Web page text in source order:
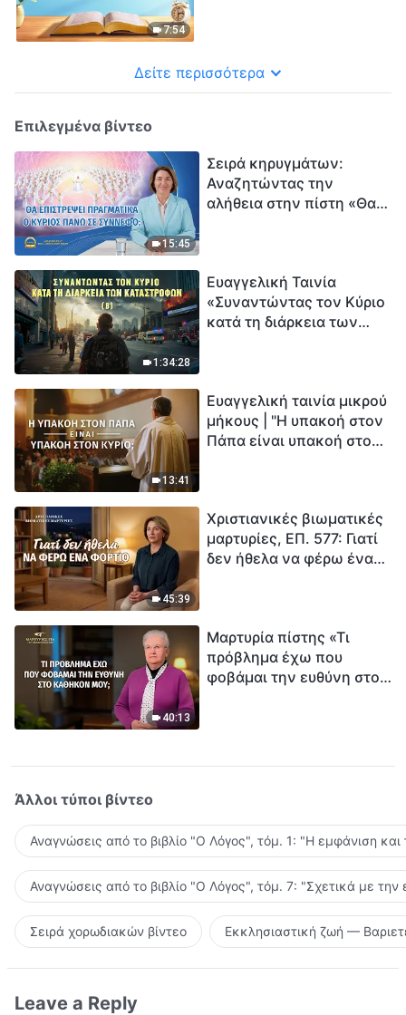
7:54
Δείτε περισσότερα
Επιλεγμένα βίντεο
15:45
Σειρά κηρυγμάτων:
Αναζητώντας την
αλήθεια στην πίστη «Θα
1:34:28
Ευαγγελική Ταινία
«Συναντώντας τον Κύριο
κατά τη διάρκεια των
εξαφάνισης». Οι
καταστροφές χτυπούν.
Ξεκινά η αντίστροφη
13:41
Ευαγγελική ταινία μικρού
μήκους | "Η υπακοή στον
Πάπα είναι υπακοή στον
45:39
Χριστιανικές βιωματικές
μαρτυρίες, ΕΠ. 577: Γιατί
δεν ήθελα να φέρω ένα
40:13
Μαρτυρία πίστης «Τι
πρόβλημα έχω που
φοβάμαι την ευθύνη στο
Άλλοι τύποι βίντεο
Αναγνώσεις από το βιβλίο "Ο Λόγος", τόμ. 1: "Η εμφάνιση
Αναγνώσεις από το βιβλίο "Ο Λόγος", τόμ. 7: "Σχετικά με την
Σειρά χορωδιακών βίντεο Εκκλησιαστική ζωή —
Leave a Reply